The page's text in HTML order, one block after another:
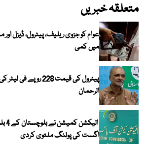
متعلقہ خبریں
عوام کو جزوی ریلیف، پیٹرول، ڈیزل
میں کمی
پیٹرول کی قیمت 228
الرحمان
اگست کی پولنگ ملتوی کردی